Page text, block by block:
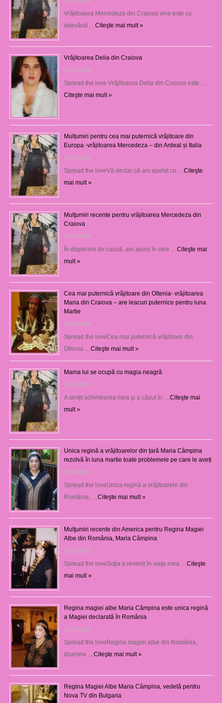
Vrăjitoarea Mercedeza din Craiova vine este cu
adevărat …Citeşte mai mult »
Vrăjitoarea Delia din Craiova
27/07/2026
Spread the love Vrăjitoarea Delia din Craiova este …
Citeşte mai mult »
Mulțumiri pentru cea mai puternică vrăjitoare din
Europa -vrăjitoarea Mercedeza – din Ardeal și Italia
23/07/2026
Spread the loveVă declar că am apelat cu …Citeşte
mai mult »
Mulţumiri recente pentru vrăjitoarea Mercedeza din
Craiova
22/07/2026
În disperare de cauză, am ajuns în cele …Citeşte mai
mult »
Cea mai puternică vrăjitoare din Oltenia- vrăjitoarea
Maria din Craiova – are leacuri puternice pentru luna
Martie
25/03/2026
Spread the loveCea mai puternică vrăjitoare din
Oltenia …Citeşte mai mult »
Mama lui se ocupă cu magia neagră
05/12/2025
A simțit schimbarea mea şi a căzut în …Citeşte mai
mult »
Unica regină a vrăjitoarelor din țară Maria Câmpina
rezolvă în luna martie toate problemele pe care le aveți
25/09/2025
Spread the loveUnica regină a vrăjitoarele din
România, …Citeşte mai mult »
Mulţumiri recente din America pentru Regina Magiei
Albe din România, Maria Câmpina
23/08/2025
Spread the loveSoţia a revenit în viaţa mea …Citeşte
mai mult »
Regina magiei albe Maria Câmpina este unica regină
a Magiei declarată în România
16/07/2025
Spread the loveRegina magiei albe din România,
doamna …Citeşte mai mult »
Regina Magiei Albe Maria Câmpina, vedetă pentru
Nova TV din Bulgaria